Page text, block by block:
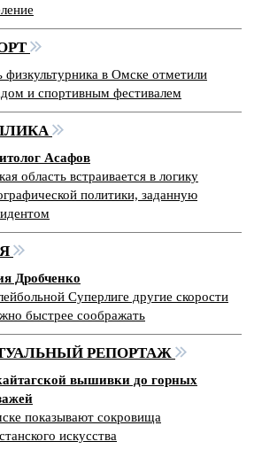
физкультурника в Омске отметили
и спортивным фестивалем
Асафов
область встраивается в логику
политики, заданную
Дробченко
Суперлиге другие скорости
быстрее соображать
РЕПОРТАЖ
вышивки до горных
показывают сокровища
искусства